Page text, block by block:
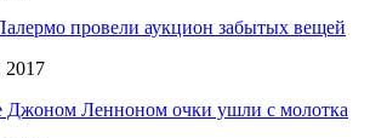
провели аукцион забытых вещей
2017
Джоном Ленноном очки ушли с молотка